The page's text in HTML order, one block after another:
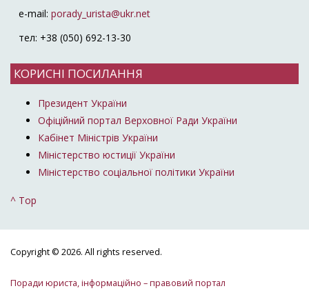
e-mail: porady_urista@ukr.net
тел: +38 (050) 692-13-30
КОРИСНІ ПОСИЛАННЯ
Президент України
Офіційний портал Верховної Ради України
Кабінет Міністрів України
Міністерство юстиції України
Міністерство соціальної політики України
^ Top
Copyright © 2026. All rights reserved.
Поради юриста, інформаційно – правовий портал